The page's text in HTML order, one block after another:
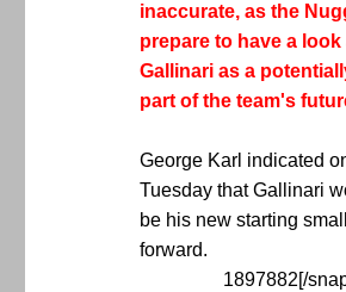
inaccurate, as the
prepare to have a look
Gallinari as a
part of the team's
George Karl indicated
Tuesday that Gallinari
be his new starting small
forward.
1897882[/